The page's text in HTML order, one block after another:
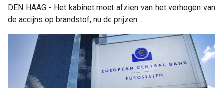
DEN HAAG - Het kabinet moet afzien van het verhogen van
de accijns op brandstof, nu de prijzen ...